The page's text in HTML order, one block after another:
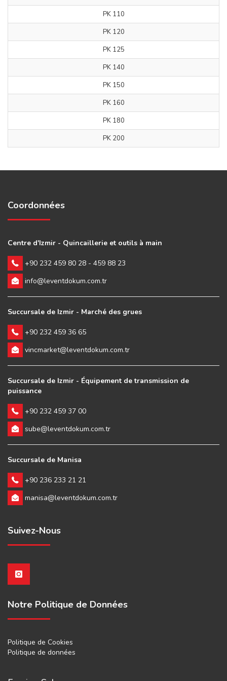
PK 110
PK 120
PK 125
PK 140
PK 150
PK 160
PK 180
PK 200
Coordonnées
Centre d'Izmir - Quincaillerie et outils à main
+90 232 459 80 28 - 459 88 23
info@leventdokum.com.tr
Succursale de Izmir - Marché des grues
+90 232 459 36 65
vincmarket@leventdokum.com.tr
Succursale de Izmir - Équipement de transmission de
puissance
+90 232 459 37 00
sube@leventdokum.com.tr
Succursale de Manisa
+90 236 233 21 21
manisa@leventdokum.com.tr
Suivez-Nous
Notre Politique de Données
Politique de Cookies
Politique de données